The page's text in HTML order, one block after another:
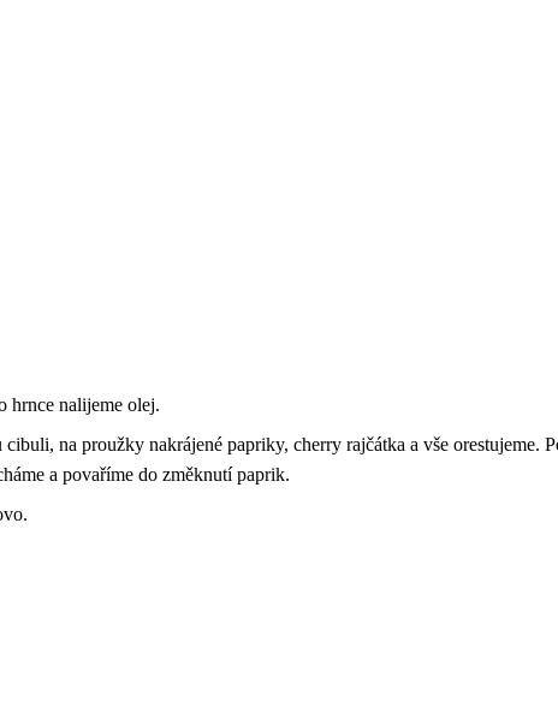
hrnce nalijeme olej.
na proužky nakrájené papriky, cherry rajčátka a vše orestujeme.
a povaříme do změknutí paprik.